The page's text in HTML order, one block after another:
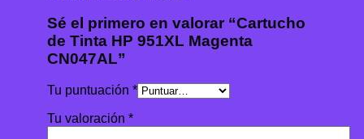
Sé el primero en valorar “Cartucho
de Tinta HP 951XL Magenta
CN047AL”
Tu puntuación *
Tu valoración *